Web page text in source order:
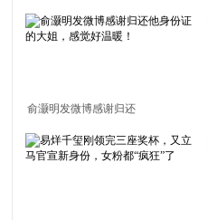
俞灏明发微博感谢归还
他身份证的大姐，感觉
好温暖！